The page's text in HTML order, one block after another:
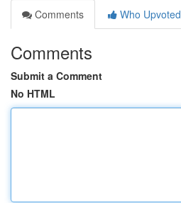
Comments
Who Upvoted
Comments
Submit a Comment
No HTML